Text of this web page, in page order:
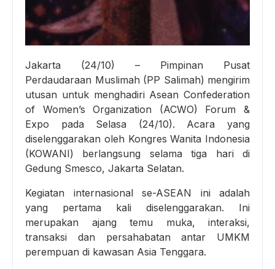
Jakarta (24/10) – Pimpinan Pusat
Perdaudaraan Muslimah (PP Salimah) mengirim
utusan untuk menghadiri Asean Confederation
of Women’s Organization (ACWO) Forum &
Expo pada Selasa (24/10). Acara yang
diselenggarakan oleh Kongres Wanita Indonesia
(KOWANI) berlangsung selama tiga hari di
Gedung Smesco, Jakarta Selatan.
Kegiatan internasional se-ASEAN ini adalah
yang pertama kali diselenggarakan. Ini
merupakan ajang temu muka, interaksi,
transaksi dan persahabatan antar UMKM
perempuan di kawasan Asia Tenggara.